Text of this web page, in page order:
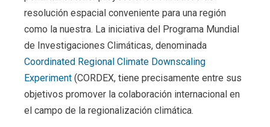
resolución espacial conveniente para una región
como la nuestra. La iniciativa del Programa Mundial
de Investigaciones Climáticas, denominada
Coordinated Regional Climate Downscaling
Experiment (CORDEX, tiene precisamente entre sus
objetivos promover la colaboración internacional en
el campo de la regionalización climática.